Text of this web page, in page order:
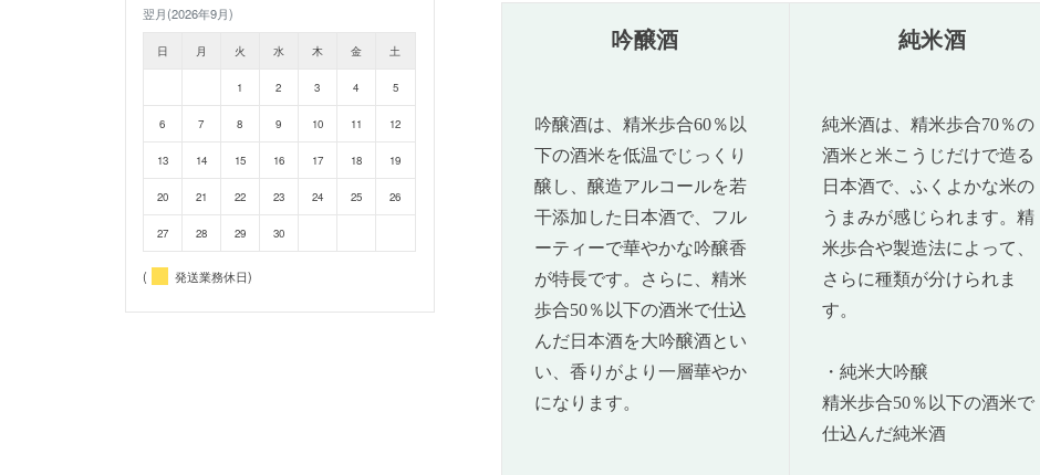
吟醸酒
吟醸酒は、精米歩合60％以
下の酒米を低温でじっくり
醸し、醸造アルコールを若
干添加した日本酒で、フル
ーティーで華やかな吟醸香
が特長です。さらに、精米
歩合50％以下の酒米で仕込
んだ日本酒を大吟醸酒とい
い、香りがより一層華やか
になります。
純米酒
純米酒は、精米歩合70％の
酒米と米こうじだけで造る
日本酒で、ふくよかな米の
うまみが感じられます。精
米歩合や製造法によって、
さらに種類が分けられま
す。
・純米大吟醸
精米歩合50％以下の酒米で
仕込んだ純米酒
翌月(2026年9月)
日 月 火 水 木 金 土
1 2 3 4 5
6 7 8 9 10 11 12
13 14 15 16 17 18 19
20 21 22 23 24 25 26
27 28 29 30
( 発送業務休日)